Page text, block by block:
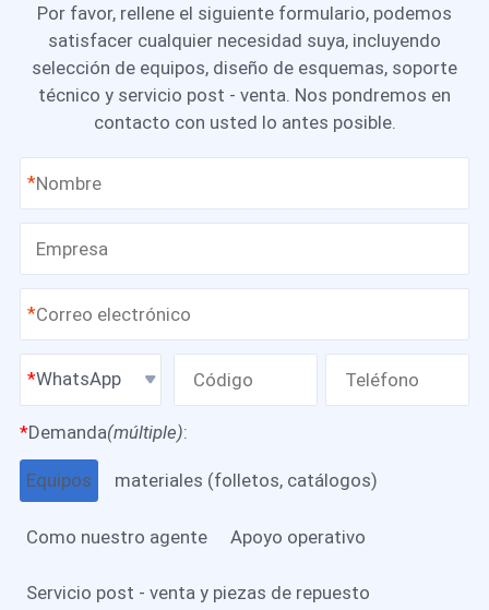
Por favor, rellene el siguiente formulario, podemos
satisfacer cualquier necesidad suya, incluyendo
selección de equipos, diseño de esquemas, soporte
técnico y servicio post - venta. Nos pondremos en
contacto con usted lo antes posible.
*
*
WhatsApp
*Demanda(múltiple):
Equipos materiales (folletos, catálogos)
Como nuestro agente Apoyo operativo
Servicio post - venta y piezas de repuesto